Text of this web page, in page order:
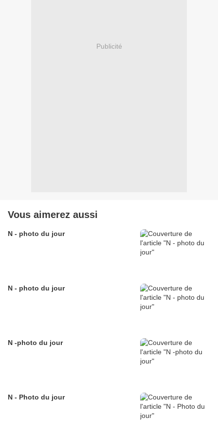
Publicité
Vous aimerez aussi
N - photo du jour
N - photo du jour
N -photo du jour
N - Photo du jour